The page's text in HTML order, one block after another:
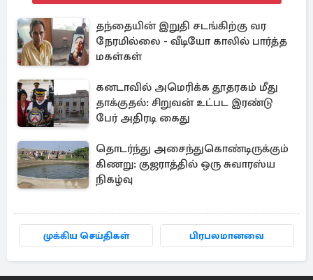
தந்தையின் இறுதி சடங்கிற்கு வர
நேரமில்லை - வீடியோ காலில் பார்த்த
மகள்கள்
கனடாவில் அமெரிக்க தூதரகம் மீது
தாக்குதல்: சிறுவன் உட்பட இரண்டு
பேர் அதிரடி கைது
தொடர்ந்து அசைந்துகொண்டிருக்கும்
கிணறு: குஜராத்தில் ஒரு சுவாரஸ்ய
நிகழ்வு
முக்கிய செய்திகள் பிரபலமானவை